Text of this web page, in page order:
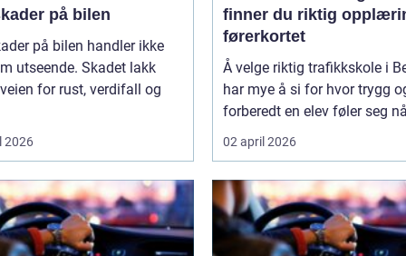
på bilen
på bilen handler ikke
utseende. Skadet lakk
for rust, verdifall og
2026
finner du riktig
førerkortet
Å velge riktig trafikkskole i
har mye å si for hvor trygg
forberedt en elev føler seg
02 april 2026